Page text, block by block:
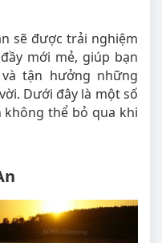
sẽ được trải nghiệm
mới mẻ, giúp bạn
tận hưởng những
Dưới đây là một số
thể bỏ qua khi